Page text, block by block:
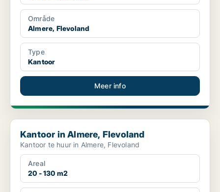
Område
Almere, Flevoland
Type
Kantoor
Meer info
Kantoor in Almere, Flevoland
Kantoor in Almere, Flevoland
Kantoor te huur in Almere, Flevoland
Areal
20 - 130 m2